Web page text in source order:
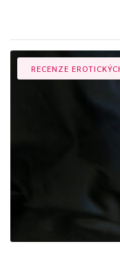
RECENZE